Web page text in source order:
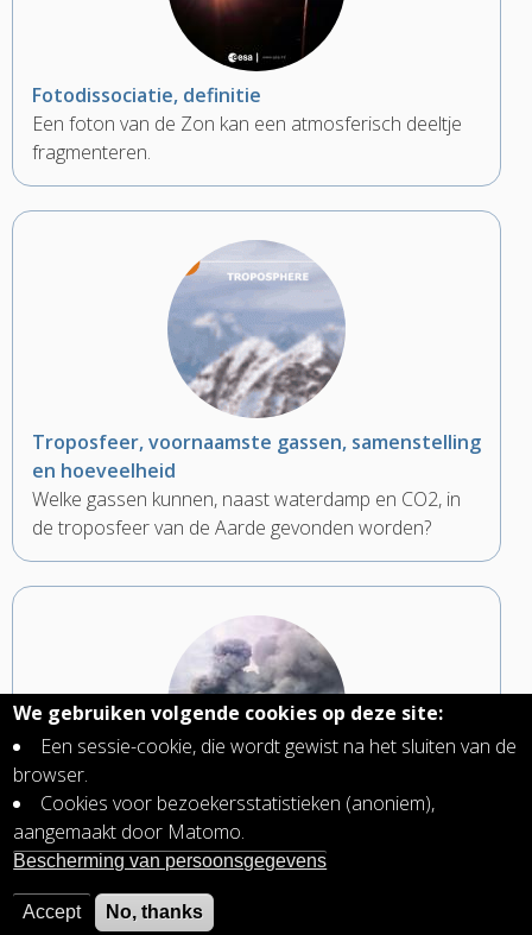
Fotodissociatie, definitie
Een foton van de Zon kan een atmosferisch deeltje
fragmenteren.
Troposfeer, voornaamste gassen, samenstelling
en hoeveelheid
Welke gassen kunnen, naast waterdamp en CO2, in
de troposfeer van de Aarde gevonden worden?
Vulkanische gassen, gevaar voor de luchtvaart
Het as en zwaverdioxide (SO2)-gas uitgestoten door
vulkaanuitbarstingen vormen een groot gevaar voor
vliegtuigen.
We gebruiken volgende cookies op deze site:
Een sessie-cookie, die wordt gewist na het sluiten van de
browser.
Cookies voor bezoekersstatistieken (anoniem),
aangemaakt door Matomo.
Bescherming van persoonsgegevens
Accept No, thanks